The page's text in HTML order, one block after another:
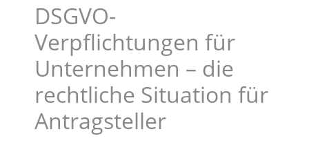
DSGVO-
Verpflichtungen für
Unternehmen – die
rechtliche Situation für
Antragsteller